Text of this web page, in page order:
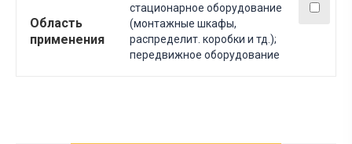
Область
применения
стационарное оборудование
(монтажные шкафы,
распределит. коробки и тд.);
передвижное оборудование